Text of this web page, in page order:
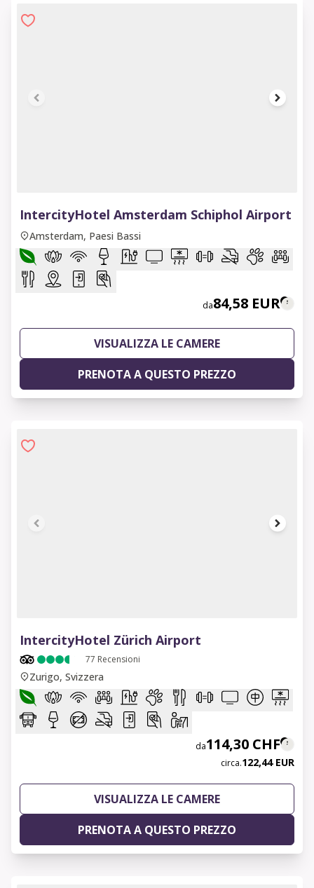
IntercityHotel Amsterdam Schiphol Airport
Amsterdam, Paesi Bassi
da84,58 EUR
VISUALIZZA LE CAMERE
PRENOTA A QUESTO PREZZO
IntercityHotel Zürich Airport
77 Recensioni
Zurigo, Svizzera
da114,30 CHF
circa.122,44 EUR
VISUALIZZA LE CAMERE
PRENOTA A QUESTO PREZZO